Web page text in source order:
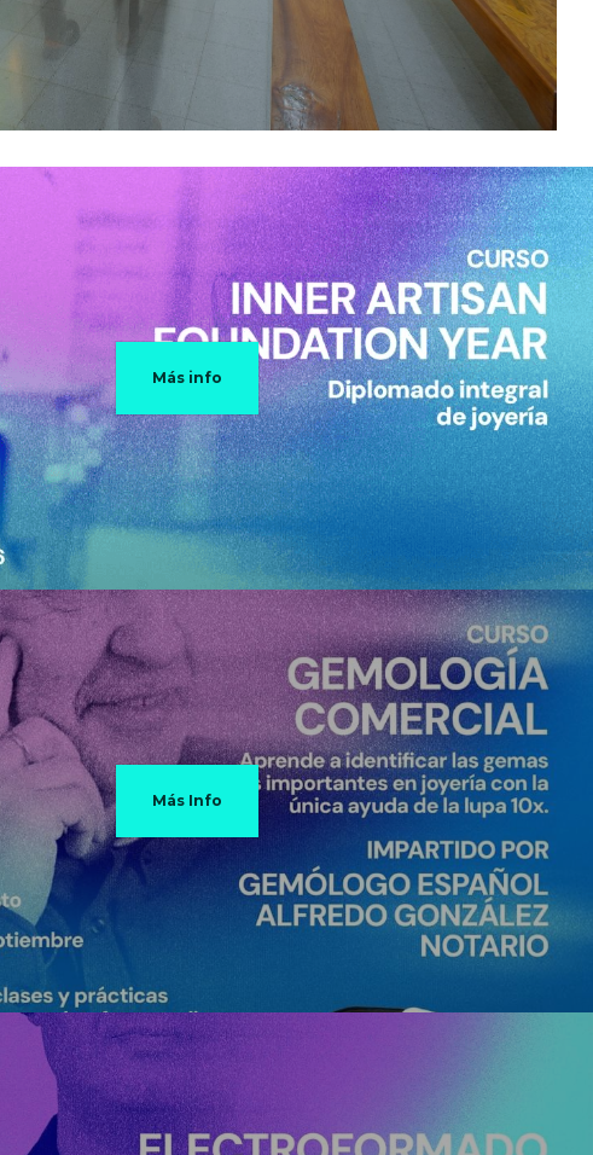
Más info
Más Info